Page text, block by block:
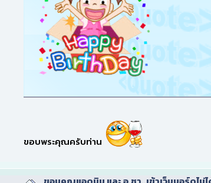
ขอบพระคุณครับท่าน